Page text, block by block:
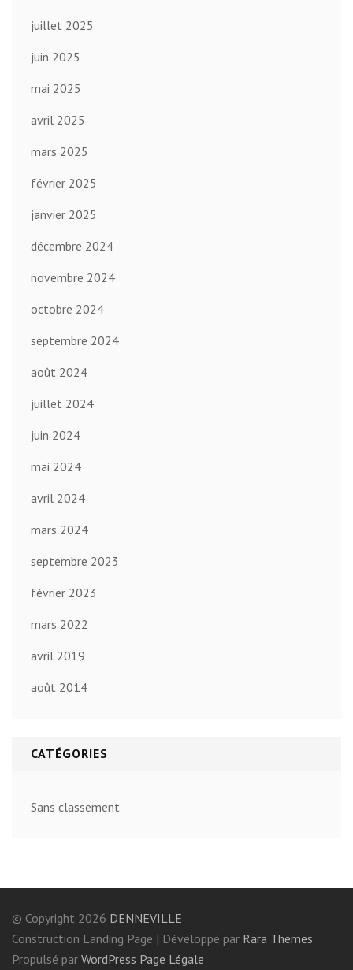
juillet 2025
juin 2025
mai 2025
avril 2025
mars 2025
février 2025
janvier 2025
décembre 2024
novembre 2024
octobre 2024
septembre 2024
août 2024
juillet 2024
juin 2024
mai 2024
avril 2024
mars 2024
septembre 2023
février 2023
mars 2022
avril 2019
août 2014
CATÉGORIES
Sans classement
© Copyright 2026 DENNEVILLE
Construction Landing Page | Développé par Rara Themes
Propulsé par WordPress Page Légale